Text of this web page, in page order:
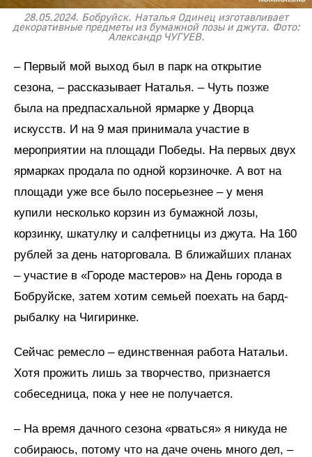
28.05.2024. Бобруйск. Наталья Одинец изготавливает
декоративные предметы из бумажной лозы и джута. Фото:
Александр ЧУГУЕВ.
– Первый мой выход был в парк на открытие
сезона, – рассказывает Наталья. – Чуть позже
была на предпасхальной ярмарке у Дворца
искусств. И на 9 мая принимала участие в
мероприятии на площади Победы. На первых двух
ярмарках продала по одной корзиночке. А вот на
площади уже все было посерьезнее – у меня
купили несколько корзин из бумажной лозы,
корзинку, шкатулку и салфетницы из джута. На 160
рублей за день наторговала. В ближайших планах
– участие в «Городе мастеров» на День города в
Бобруйске, затем хотим семьей поехать на бард-
рыбалку на Чигиринке.
Сейчас ремесло – единственная работа Натальи.
Хотя прожить лишь за творчество, признается
собеседница, пока у нее не получается.
– На время дачного сезона «рваться» я никуда не
собираюсь, потому что на даче очень много дел, –